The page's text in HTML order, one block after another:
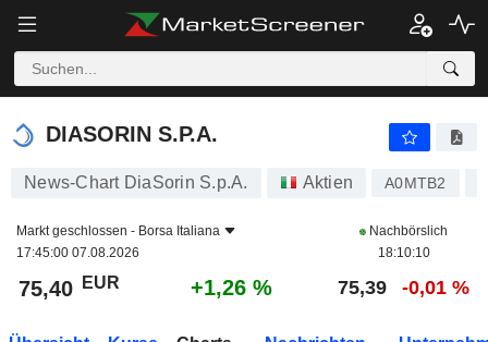
DIASORIN S.P.A.
DIASORIN S.P.A.
News-Chart DiaSorin S.p.A. Aktien A0MTB2
Markt geschlossen - Borsa Italiana
17:45:00 07.08.2026
Nachbörslich
18:10:10
75,40 EUR +1,26 % 75,39 -0,01 %